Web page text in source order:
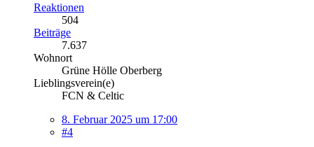
Reaktionen
504
Beiträge
7.637
Wohnort
Grüne Hölle Oberberg
Lieblingsverein(e)
FCN & Celtic
8. Februar 2025 um 17:00
#4